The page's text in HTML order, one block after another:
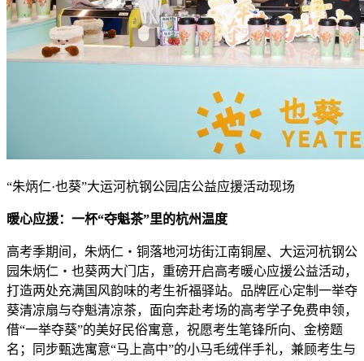
“朱炳仁·也葵”大运河杭钢公园店公益应援活动现场
暖心应援：一杯“夺魁茶”里的杭州温度
高考季期间，朱炳仁・铜落地河坊街江南铜屋、大运河杭钢公
园朱炳仁・也葵两大门店，重磅开启高考暖心应援公益活动，
打造两处充满国风韵味的考生祈福驿站。品牌匠心定制一举夺
葵清凉扇与夺魁清凉茶，面向奔赴考场的高考学子免费申领，
借“一举夺葵”的美好民俗寓意，祝愿考生笔锋所向、金榜题
名；同步甄选寓意“马上高中”的小马毛绒伴手礼，兼顾考生与